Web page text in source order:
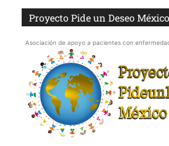
Proyecto Pide un Deseo México
Asociación de apoyo a pacientes con